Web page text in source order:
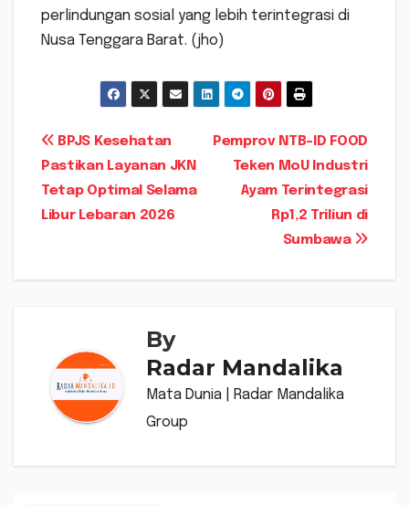
perlindungan sosial yang lebih terintegrasi di
Nusa Tenggara Barat. (jho)
Navigasi
pos
Pemprov NTB–ID FOOD
Teken MoU Industri
Ayam Terintegrasi
Rp1,2 Triliun di
Sumbawa
BPJS Kesehatan
Pastikan Layanan JKN
Tetap Optimal Selama
Libur Lebaran 2026
By
Radar Mandalika
Mata Dunia | Radar Mandalika
Group